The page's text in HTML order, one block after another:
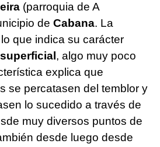
(parroquia de A
de Cabana. La
que indica su carácter
, algo muy poco
explica que
se percatasen del temblor y
lo sucedido a través de
muy diversos puntos de
desde luego desde